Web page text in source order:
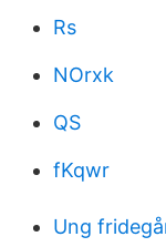
Rs
NOrxk
QS
fKqwr
Ung